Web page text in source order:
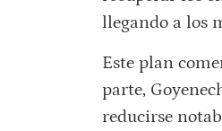
llegando a los
Este plan
parte,
reducirse